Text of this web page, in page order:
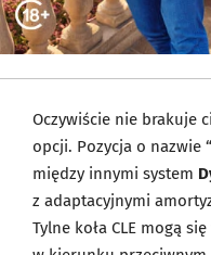
Oczywiście nie brakuje
opcji. Pozycja o nazwie
między innymi system
z adaptacyjnymi
Tylne koła CLE mogą